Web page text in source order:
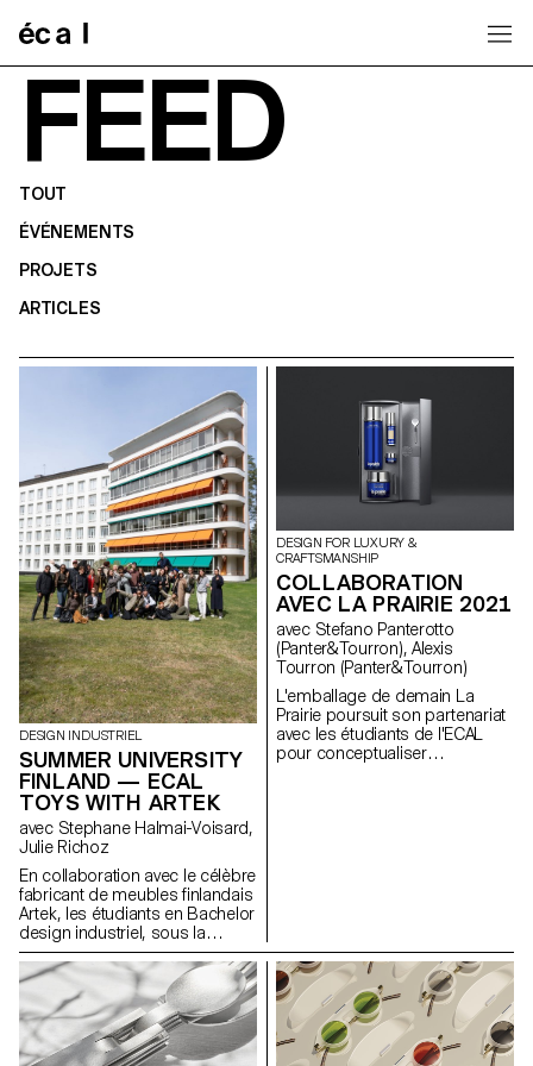
FEED
TOUT
ÉVÉNEMENTS
PROJETS
ARTICLES
DESIGN INDUSTRIEL
SUMMER UNIVERSITY
FINLAND — ECAL
TOYS WITH ARTEK
avec Stephane Halmai-Voisard,
Julie Richoz
En collaboration avec le célèbre
fabricant de meubles finlandais
Artek, les étudiants en Bachelor
design industriel, sous la
direction de la designer Julie
Richoz, présentent une
collection d'objets ludiques
pour enfants fabriqués à partir
de pièces de qualité inférieure,
rejetés ou semi-finis. Fidèles à
DESIGN FOR LUXURY &
CRAFTSMANSHIP
COLLABORATION
AVEC LA PRAIRIE 2021
avec Stefano Panterotto
(Panter&Tourron), Alexis
Tourron (Panter&Tourron)
L'emballage de demain La
Prairie poursuit son partenariat
avec les étudiants de l'ECAL
pour conceptualiser